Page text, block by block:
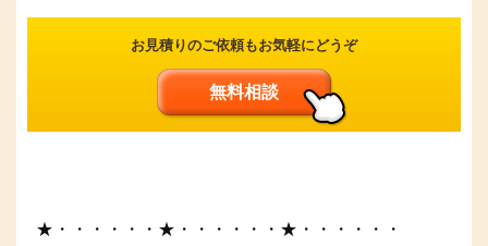
お見積りのご依頼もお気軽にどうぞ
無料相談
★・・・・・・★・・・・・・★・・・・・・